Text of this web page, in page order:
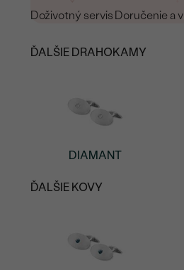
Doživotný servis Doručenie a
ĎALŠIE DRAHOKAMY
DIAMANT
ĎALŠIE KOVY